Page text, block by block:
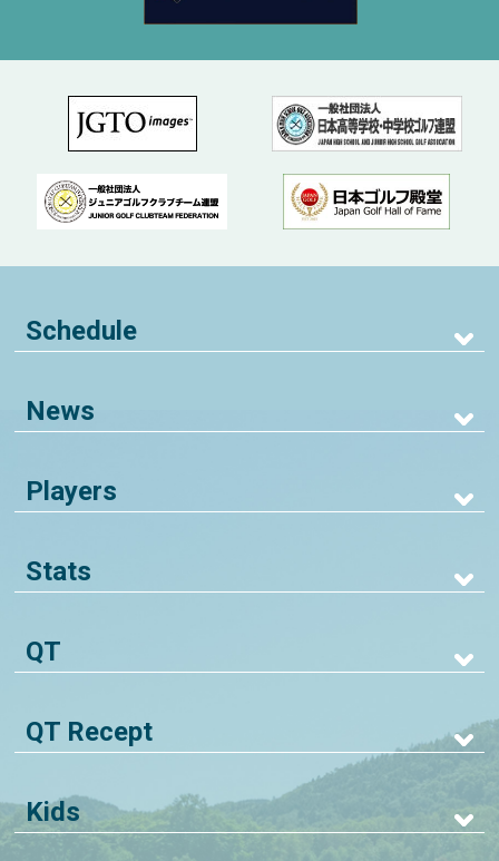
Schedule
News
Players
Stats
QT
QT Recept
Kids